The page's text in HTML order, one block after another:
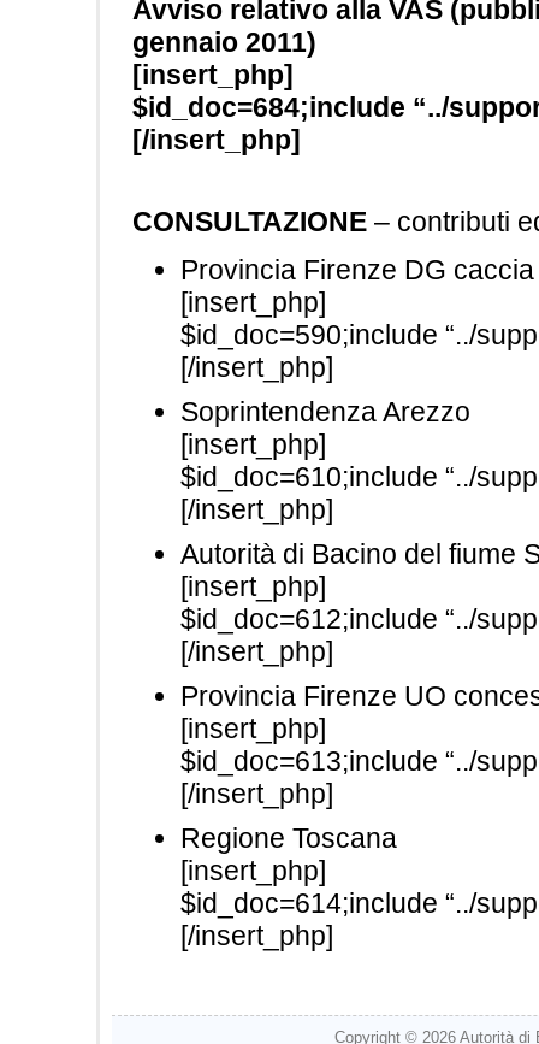
Avviso relativo alla VAS
gennaio 2011)
[insert_php]
$id_doc=684;include “../
[/insert_php]
CONSULTAZIONE – contributi
Provincia Firenze DG
[insert_php]
$id_doc=590;include “../
[/insert_php]
Soprintendenza Arezzo
[insert_php]
$id_doc=610;include “../
[/insert_php]
Autorità di Bacino del fiume
[insert_php]
$id_doc=612;include “../
[/insert_php]
Provincia Firenze UO
[insert_php]
$id_doc=613;include “../
[/insert_php]
Regione Toscana
[insert_php]
$id_doc=614;include “../
[/insert_php]
Copyright © 2026 Autorità di